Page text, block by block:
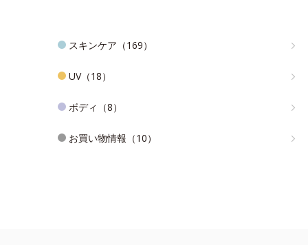
スキンケア（169）
UV（18）
ボディ（8）
お買い物情報（10）